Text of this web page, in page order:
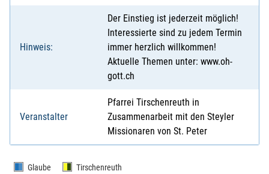
Hinweis:
Der Einstieg ist jederzeit möglich!
Interessierte sind zu jedem Termin
immer herzlich willkommen!
Aktuelle Themen unter: www.oh-
gott.ch
Veranstalter
Pfarrei Tirschenreuth in
Zusammenarbeit mit den Steyler
Missionaren von St. Peter
Glaube Tirschenreuth